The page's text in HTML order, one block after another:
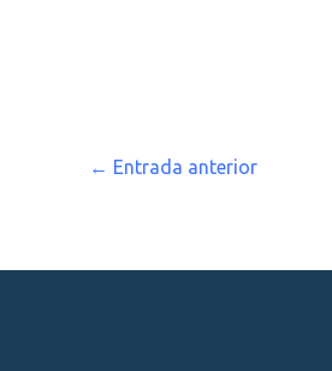
← Entrada anterior